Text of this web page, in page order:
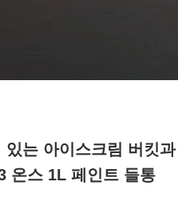
있는 아이스크림 버킷
온스 1L 페인트 들통